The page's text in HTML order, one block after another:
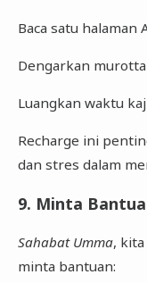
Baca satu halaman
Dengarkan
Luangkan waktu
Recharge ini
dan stres dalam
9. Minta
Sahabat Umma, kita
minta bantuan: